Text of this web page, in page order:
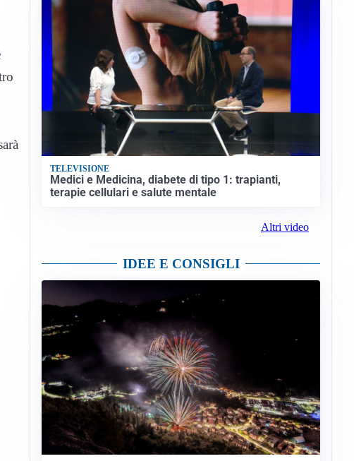
TELEVISIONE
Medici e Medicina, diabete di tipo 1: trapianti,
terapie cellulari e salute mentale
Altri video
IDEE E CONSIGLI